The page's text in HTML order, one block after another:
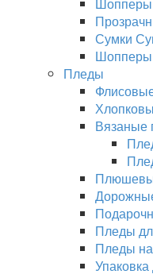
Сумки
Шопперы
Пледы
Вязаные
Пледы
Пледы на